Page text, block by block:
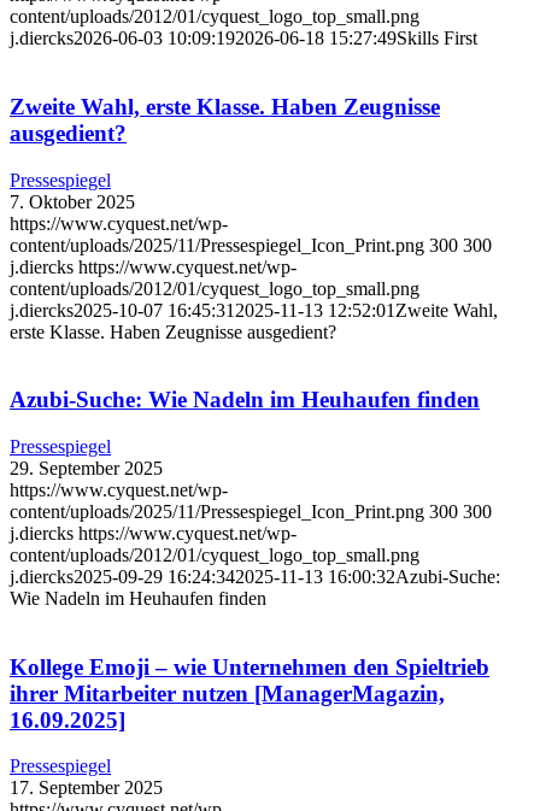
content/uploads/2012/01/cyquest_logo_top_small.png
j.diercks2026-06-03 10:09:192026-06-18 15:27:49Skills First
Zweite Wahl, erste Klasse. Haben Zeugnisse
ausgedient?
Pressespiegel
7. Oktober 2025
https://www.cyquest.net/wp-
content/uploads/2025/11/Pressespiegel_Icon_Print.png 300 300
j.diercks https://www.cyquest.net/wp-
content/uploads/2012/01/cyquest_logo_top_small.png
j.diercks2025-10-07 16:45:31 2025-11-13 12:52:01 Zweite Wahl,
erste Klasse. Haben Zeugnisse ausgedient?
Azubi-Suche: Wie Nadeln im Heuhaufen finden
Pressespiegel
29. September 2025
https://www.cyquest.net/wp-
content/uploads/2025/11/Pressespiegel_Icon_Print.png 300 300
j.diercks https://www.cyquest.net/wp-
content/uploads/2012/01/cyquest_logo_top_small.png
j.diercks2025-09-29 16:24:342025-11-13 16:00:32Azubi-Suche:
Wie Nadeln im Heuhaufen finden
Kollege Emoji – wie Unternehmen den Spieltrieb
ihrer Mitarbeiter nutzen [ManagerMagazin,
16.09.2025]
Pressespiegel
17. September 2025